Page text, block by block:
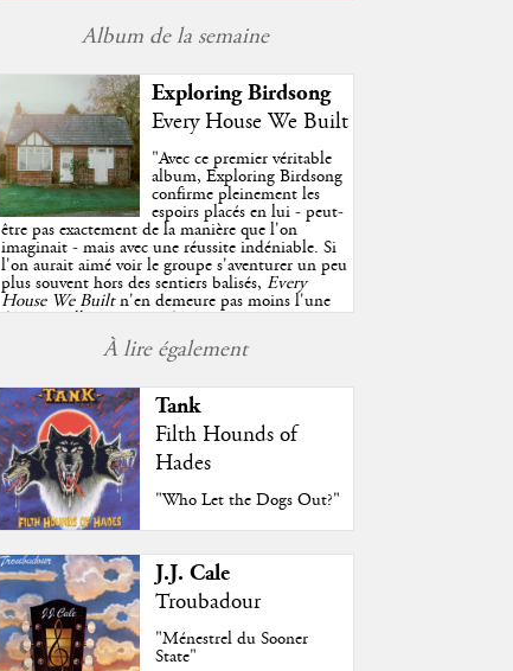
Album de la semaine
Exploring Birdsong
Every House We Built
"Avec ce premier véritable
album, Exploring Birdsong
confirme pleinement les
espoirs placés en lui - peut-
être pas exactement de la manière que l'on
imaginait - mais avec une réussite indéniable. Si
l'on aurait aimé voir le groupe s'aventurer un peu
plus souvent hors des sentiers balisés,Every
House We Builtn'en demeure pas moins l'une
des très belles surprises de cette année, porté par
plusieurs morceaux qui trouveront sans difficulté
une place de choix dans vos playlists estivales.
À lire également
Tank
Filth Hounds of
Hades
"Who Let the Dogs Out?"
J.J. Cale
Troubadour
"Ménestrel du Sooner
State"